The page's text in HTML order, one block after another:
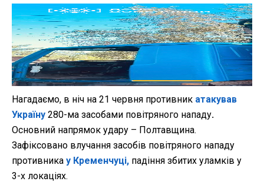
Нагадаємо, в ніч на 21 червня противник атакував
Україну 280-ма засобами повітряного нападу.
Основний напрямок удару – Полтавщина.
Зафіксовано влучання засобів повітряного нападу
противника у Кременчуці, падіння збитих уламків у
3-х локаціях.